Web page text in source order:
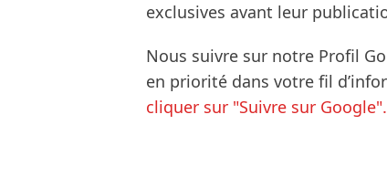
exclusives avant leur
Nous suivre sur notre Profil
en priorité dans votre fil
cliquer sur "Suivre sur Google".